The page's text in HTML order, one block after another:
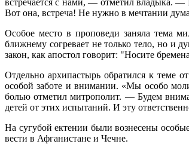
Вот она, встреча! Не нужно в мечтании
Особое место в проповеди заняла тема
ближнему согревает не только тело, но и
закон, как апостол говорит: "Носите
Отдельно архипастырь обратился к теме
особой заботе и внимании. «Мы особо
болью отметил митрополит. — Будем
детей от этих испытаний. И эту
На сугубой ектении были вознесены
вести в Афганистане и Чечне.